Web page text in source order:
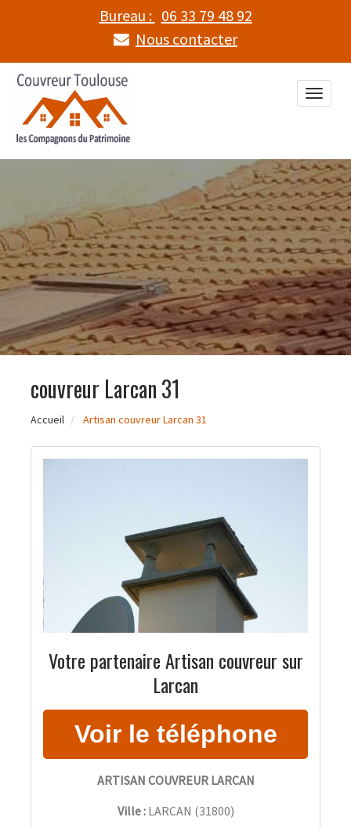
Bureau : 06 33 79 48 92
Nous contacter
Toggle
couvreur Larcan 31
Accueil Artisan couvreur Larcan 31
Votre partenaire Artisan couvreur sur
Larcan
ARTISAN COUVREUR LARCAN
Ville : LARCAN (31800)